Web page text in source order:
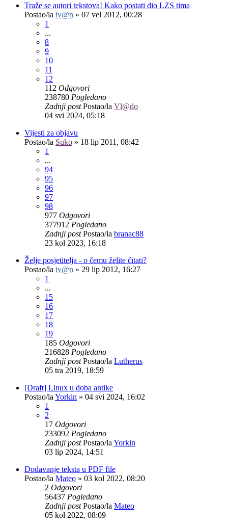
Traže se autori tekstova! Kako postati dio LZS tima
Postao/la iv@n » 07 vel 2012, 00:28
1
...
8
9
10
11
12
112 Odgovori
238780 Pogledano
Zadnji postPostao/la Vl@do
04 svi 2024, 05:18
Vijesti za objavu
Postao/la Suko » 18 lip 2011, 08:42
1
...
94
95
96
97
98
977 Odgovori
377912 Pogledano
Zadnji postPostao/la branac88
23 kol 2023, 16:18
Želje posjetitelja - o čemu želite čitati?
Postao/la iv@n » 29 lip 2012, 16:27
1
...
15
16
17
18
19
185 Odgovori
216828 Pogledano
Zadnji postPostao/la Lutherus
05 tra 2019, 18:59
[Draft] Linux u doba antike
Postao/la Yorkin » 04 svi 2024, 16:02
1
2
17 Odgovori
233092 Pogledano
Zadnji postPostao/la Yorkin
03 lip 2024, 14:51
Dodavanje teksta u PDF file
Postao/la Mateo » 03 kol 2022, 08:20
2 Odgovori
56437 Pogledano
Zadnji postPostao/la Mateo
05 kol 2022, 08:09